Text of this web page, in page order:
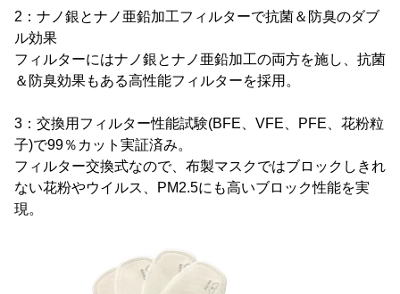
2：ナノ銀とナノ亜鉛加工フィルターで抗菌＆防臭のダブ
ル効果
フィルターにはナノ銀とナノ亜鉛加工の両方を施し、抗菌
＆防臭効果もある高性能フィルターを採用。
3：交換用フィルター性能試験(BFE、VFE、PFE、花粉粒
子)で99％カット実証済み。
フィルター交換式なので、布製マスクではブロックしきれ
ない花粉やウイルス、PM2.5にも高いブロック性能を実
現。